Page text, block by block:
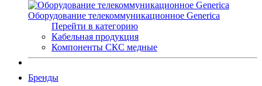
Оборудование телекоммуникационное Generica
Перейти в категорию
Кабельная продукция
Компоненты СКС медные
Бренды